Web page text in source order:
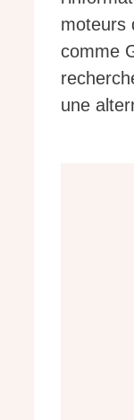
moteurs
comme
une